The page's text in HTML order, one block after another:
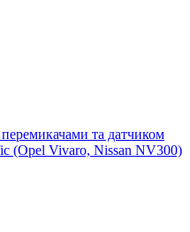
та датчиком
(Opel Vivaro, Nissan NV300)